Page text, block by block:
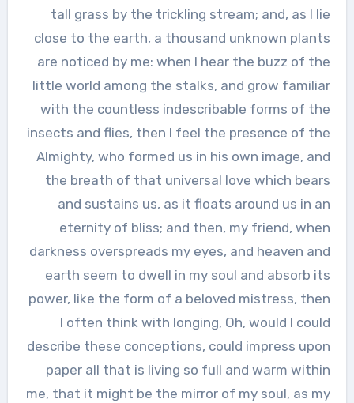
tall grass by the trickling stream; and, as I lie
close to the earth, a thousand unknown plants
are noticed by me: when I hear the buzz of the
little world among the stalks, and grow familiar
with the countless indescribable forms of the
insects and flies, then I feel the presence of the
Almighty, who formed us in his own image, and
the breath of that universal love which bears
and sustains us, as it floats around us in an
eternity of bliss; and then, my friend, when
darkness overspreads my eyes, and heaven and
earth seem to dwell in my soul and absorb its
power, like the form of a beloved mistress, then
I often think with longing, Oh, would I could
describe these conceptions, could impress upon
paper all that is living so full and warm within
me, that it might be the mirror of my soul, as my